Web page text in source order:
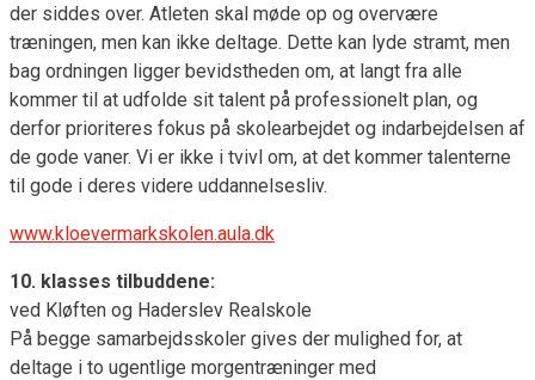
der siddes over. Atleten skal møde op og overvære
træningen, men kan ikke deltage. Dette kan lyde stramt, men
bag ordningen ligger bevidstheden om, at langt fra alle
kommer til at udfolde sit talent på professionelt plan, og
derfor prioriteres fokus på skolearbejdet og indarbejdelsen af
de gode vaner. Vi er ikke i tvivl om, at det kommer talenterne
til gode i deres videre uddannelsesliv.
www.kloevermarkskolen.aula.dk
10. klasses tilbuddene:
ved Kløften og Haderslev Realskole
På begge samarbejdsskoler gives der mulighed for, at
deltage i to ugentlige morgentræninger med